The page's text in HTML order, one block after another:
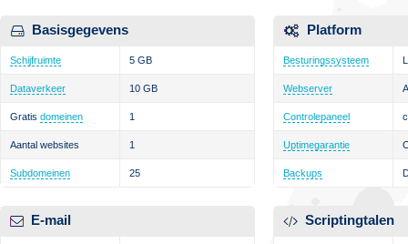
Basisgegevens
Schijfruimte 5 GB
Dataverkeer 10 GB
Gratis domeinen 1
Aantal websites 1
Subdomeinen 25
E-mail
Platform
Besturingssysteem
Webserver
Controlepaneel
Uptimegarantie
Backups
Scriptingtalen